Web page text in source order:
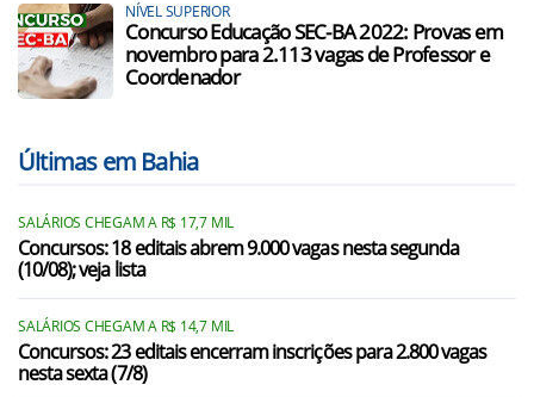
NÍVEL SUPERIOR
Concurso Educação SEC-BA 2022: Provas em
novembro para 2.113 vagas de Professor e
Coordenador
Últimas em Bahia
SALÁRIOS CHEGAM A R$ 17,7 MIL
Concursos: 18 editais abrem 9.000 vagas nesta segunda
(10/08); veja lista
SALÁRIOS CHEGAM A R$ 14,7 MIL
Concursos: 23 editais encerram inscrições para 2.800 vagas
nesta sexta (7/8)